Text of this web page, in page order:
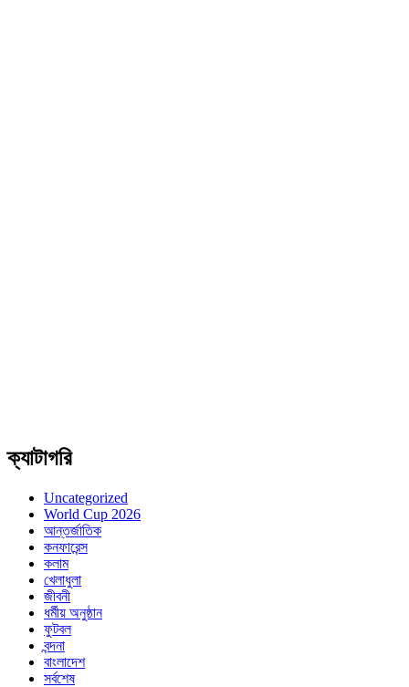
ক্যাটাগরি
Uncategorized
World Cup 2026
আন্তর্জাতিক
কনফারেন্স
কলাম
খেলাধুলা
জীবনী
ধর্মীয় অনুষ্ঠান
ফুটবল
বন্দনা
বাংলাদেশ
সর্বশেষ